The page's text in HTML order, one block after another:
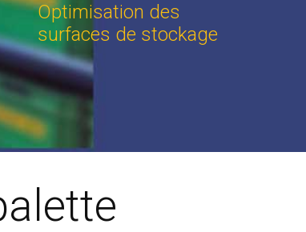
Optimisation des
surfaces de stockage